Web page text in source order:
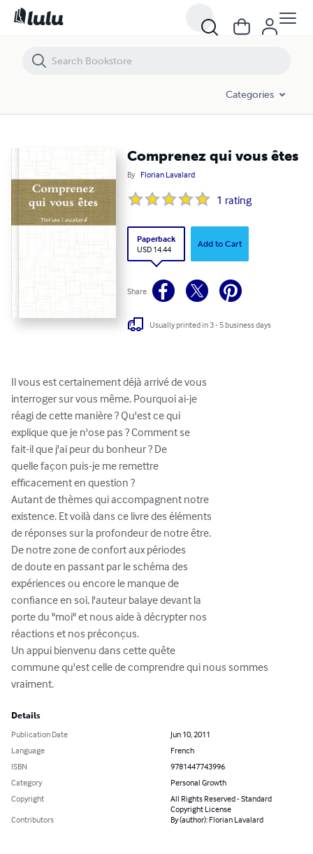
Categories
Comprenez qui vous êtes
By Florian Lavalard
1 rating
Paperback
USD 14.44
Add to Cart
Share
Usually printed in 3 - 5 business days
Il vous est certainement déjà arrivé de vous
interroger sur vous même. Pourquoi ai-je
réagi de cette manière ? Qu'est ce qui
explique que je n'ose pas ? Comment se
fait-il que j'ai peur du bonheur ? De
quelle façon puis-je me remettre
efficacement en question ?
Autant de thèmes qui accompagnent notre
existence. Et voilà dans ce livre des éléments
de réponses sur la profondeur de notre être.
De notre zone de confort aux périodes
de doute en passant par le schéma des
expériences ou encore le manque de
confiance en soi, l'auteur balaye devant la
porte du "moi" et nous aide à décrypter nos
réactions et nos préconçus.
Un appui bienvenu dans cette quête
commune qu'est celle de comprendre qui nous sommes
vraiment.
Details
Publication Date
Jun 10, 2011
Language
French
ISBN
9781447743996
Category
Personal Growth
Copyright
All Rights Reserved - Standard
Copyright License
Contributors
By (author): Florian Lavalard
Comprenez qui vous êtes